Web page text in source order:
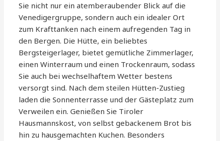
Sie nicht nur ein atemberaubender Blick auf die
Venedigergruppe, sondern auch ein idealer Ort
zum Krafttanken nach einem aufregenden Tag in
den Bergen. Die Hütte, ein beliebtes
Bergsteigerlager, bietet gemütliche Zimmerlager,
einen Winterraum und einen Trockenraum, sodass
Sie auch bei wechselhaftem Wetter bestens
versorgt sind. Nach dem steilen Hütten-Zustieg
laden die Sonnenterrasse und der Gästeplatz zum
Verweilen ein. Genießen Sie Tiroler
Hausmannskost, von selbst gebackenem Brot bis
hin zu hausgemachten Kuchen. Besonders